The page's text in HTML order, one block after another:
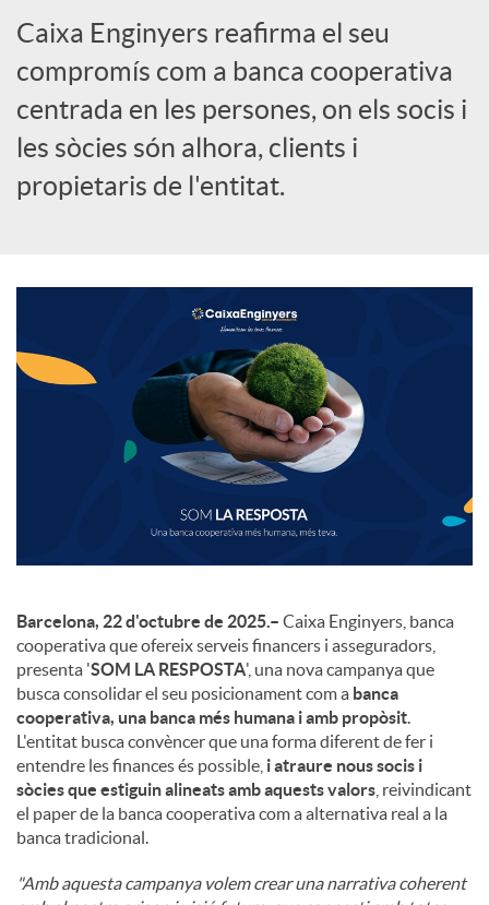
Caixa Enginyers reafirma el seu
compromís com a banca cooperativa
centrada en les persones, on els socis i
les sòcies són alhora, clients i
propietaris de l'entitat.
Barcelona, 22 d'octubre de 2025.– Caixa Enginyers, banca
cooperativa que ofereix serveis financers i asseguradors,
presenta 'SOM LA RESPOSTA', una nova campanya que
busca consolidar el seu posicionament com a banca
cooperativa, una banca més humana i amb propòsit
L'entitat busca convèncer que una forma diferent de fer i
entendre les finances és possible, i atraure nous socis i
sòcies que estiguin alineats amb aquests valors , reivindicant
el paper de la banca cooperativa com a alternativa real a la
banca tradicional.
"Amb aquesta campanya volem crear una narrativa coherent